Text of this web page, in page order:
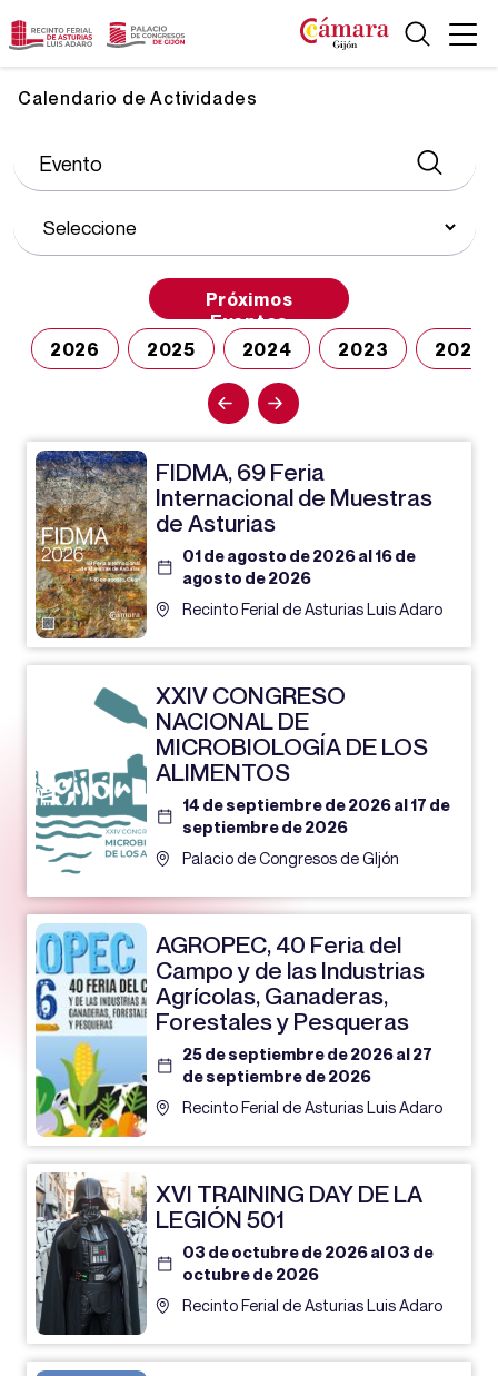
Calendario de Actividades
Próximos
Eventos
2026
2025 2024 2023 2022
FIDMA, 69 Feria
Internacional de Muestras
de Asturias
01 de agosto de 2026 al 16 de
agosto de 2026
Recinto Ferial de Asturias Luis Adaro
XXIV CONGRESO
NACIONAL DE
MICROBIOLOGÍA DE LOS
ALIMENTOS
14 de septiembre de 2026 al 17 de
septiembre de 2026
Palacio de Congresos de GIjón
AGROPEC, 40 Feria del
Campo y de las Industrias
Agrícolas, Ganaderas,
Forestales y Pesqueras
25 de septiembre de 2026 al 27
de septiembre de 2026
Recinto Ferial de Asturias Luis Adaro
XVI TRAINING DAY DE LA
LEGIÓN 501
03 de octubre de 2026 al 03 de
octubre de 2026
Recinto Ferial de Asturias Luis Adaro